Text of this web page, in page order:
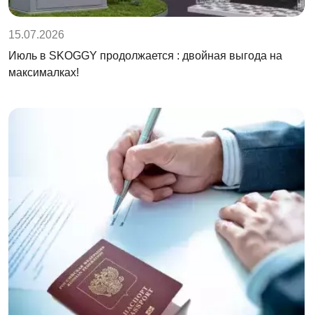
15.07.2026
Июль в SKOGGY продолжается : двойная выгода на
максималках!